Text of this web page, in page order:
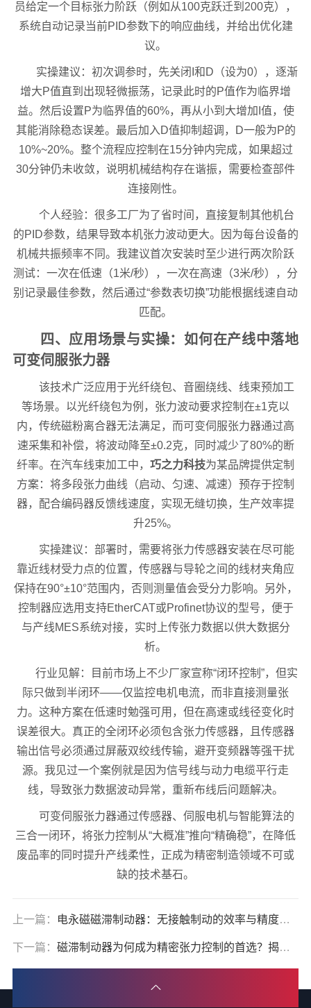
员给定一个目标张力阶跃（例如从100克跃迁到200克），
系统自动记录当前PID参数下的响应曲线，并给出优化建
议。
实操建议：初次调参时，先关闭I和D（设为0），逐渐
增大P值直到出现轻微振荡，记录此时的P值作为临界增
益。然后设置P为临界值的60%，再从小到大增加I值，使
其能消除稳态误差。最后加入D值抑制超调，D一般为P的
10%~20%。整个流程应控制在15分钟内完成，如果超过
30分钟仍未收敛，说明机械结构存在谐振，需要检查部件
连接刚性。
个人经验：很多工厂为了省时间，直接复制其他机台
的PID参数，结果导致本机张力波动更大。因为每台设备的
机械共振频率不同。我建议首次安装时至少进行两次阶跃
测试：一次在低速（1米/秒），一次在高速（3米/秒），分
别记录最佳参数，然后通过“参数表切换”功能根据线速自动
匹配。
四、应用场景与实操：如何在产线中落地
可变伺服张力器
该技术广泛应用于光纤绕包、音圈绕线、线束预加工
等场景。以光纤绕包为例，张力波动要求控制在±1克以
内，传统磁粉离合器无法满足，而可变伺服张力器通过高
速采集和补偿，将波动降至±0.2克，同时减少了80%的断
纤率。在汽车线束加工中， 巧之力科技为某品牌提供定制
方案：将多段张力曲线（启动、匀速、减速）预存于控制
器，配合编码器反馈线速度，实现无缝切换，生产效率提
升25%。
实操建议：部署时，需要将张力传感器安装在尽可能
靠近线材受力点的位置，传感器与导轮之间的线材夹角应
保持在90°±10°范围内，否则测量值会受分力影响。另外，
控制器应选用支持EtherCAT或Profinet协议的型号，便于
与产线MES系统对接，实时上传张力数据以供大数据分
析。
行业见解：目前市场上不少厂家宣称“闭环控制”，但实
际只做到半闭环——仅监控电机电流，而非直接测量张
力。这种方案在低速时勉强可用，但在高速或线径变化时
误差很大。真正的全闭环必须包含张力传感器，且传感器
输出信号必须通过屏蔽双绞线传输，避开变频器等强干扰
源。我见过一个案例就是因为信号线与动力电缆平行走
线，导致张力数据波动异常，重新布线后问题解决。
可变伺服张力器通过传感器、伺服电机与智能算法的
三合一闭环，将张力控制从“大概准”推向“精确稳”，在降低
废品率的同时提升产线柔性，正成为精密制造领域不可或
缺的技术基石。
上一篇： 电永磁磁滞制动器：无接触制动的效率与精度双重突破
下一篇： 磁滞制动器为何成为精密张力控制的首选？揭秘其核心优势